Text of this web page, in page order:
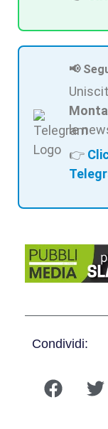
📢
le
👉
Condividi: